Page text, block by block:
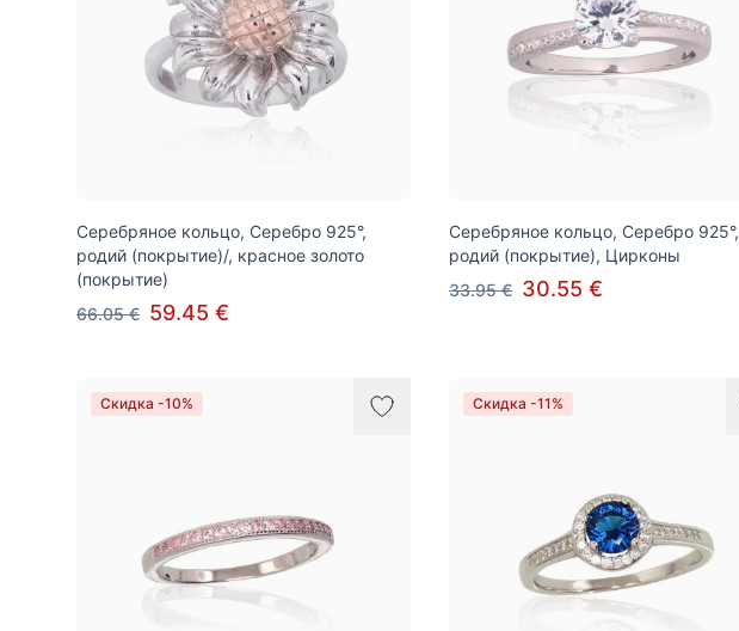
Серебряное кольцо, Серебро 925°,
родий (покрытие)/, красное золото
(покрытие)
66.05 € 59.45 €
Серебряное кольцо, Серебро 925°,
родий (покрытие), Цирконы
33.95 € 30.55 €
Скидка -10% Скидка -11%